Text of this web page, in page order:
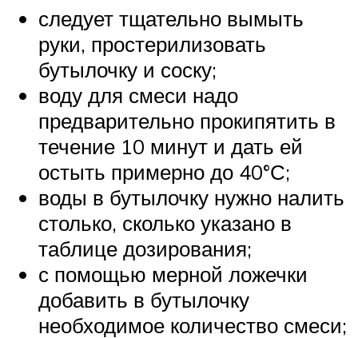
следует тщательно вымыть
руки, простерилизовать
бутылочку и соску;
воду для смеси надо
предварительно прокипятить в
течение 10 минут и дать ей
остыть примерно до 40°С;
воды в бутылочку нужно налить
столько, сколько указано в
таблице дозирования;
с помощью мерной ложечки
добавить в бутылочку
необходимое количество смеси;